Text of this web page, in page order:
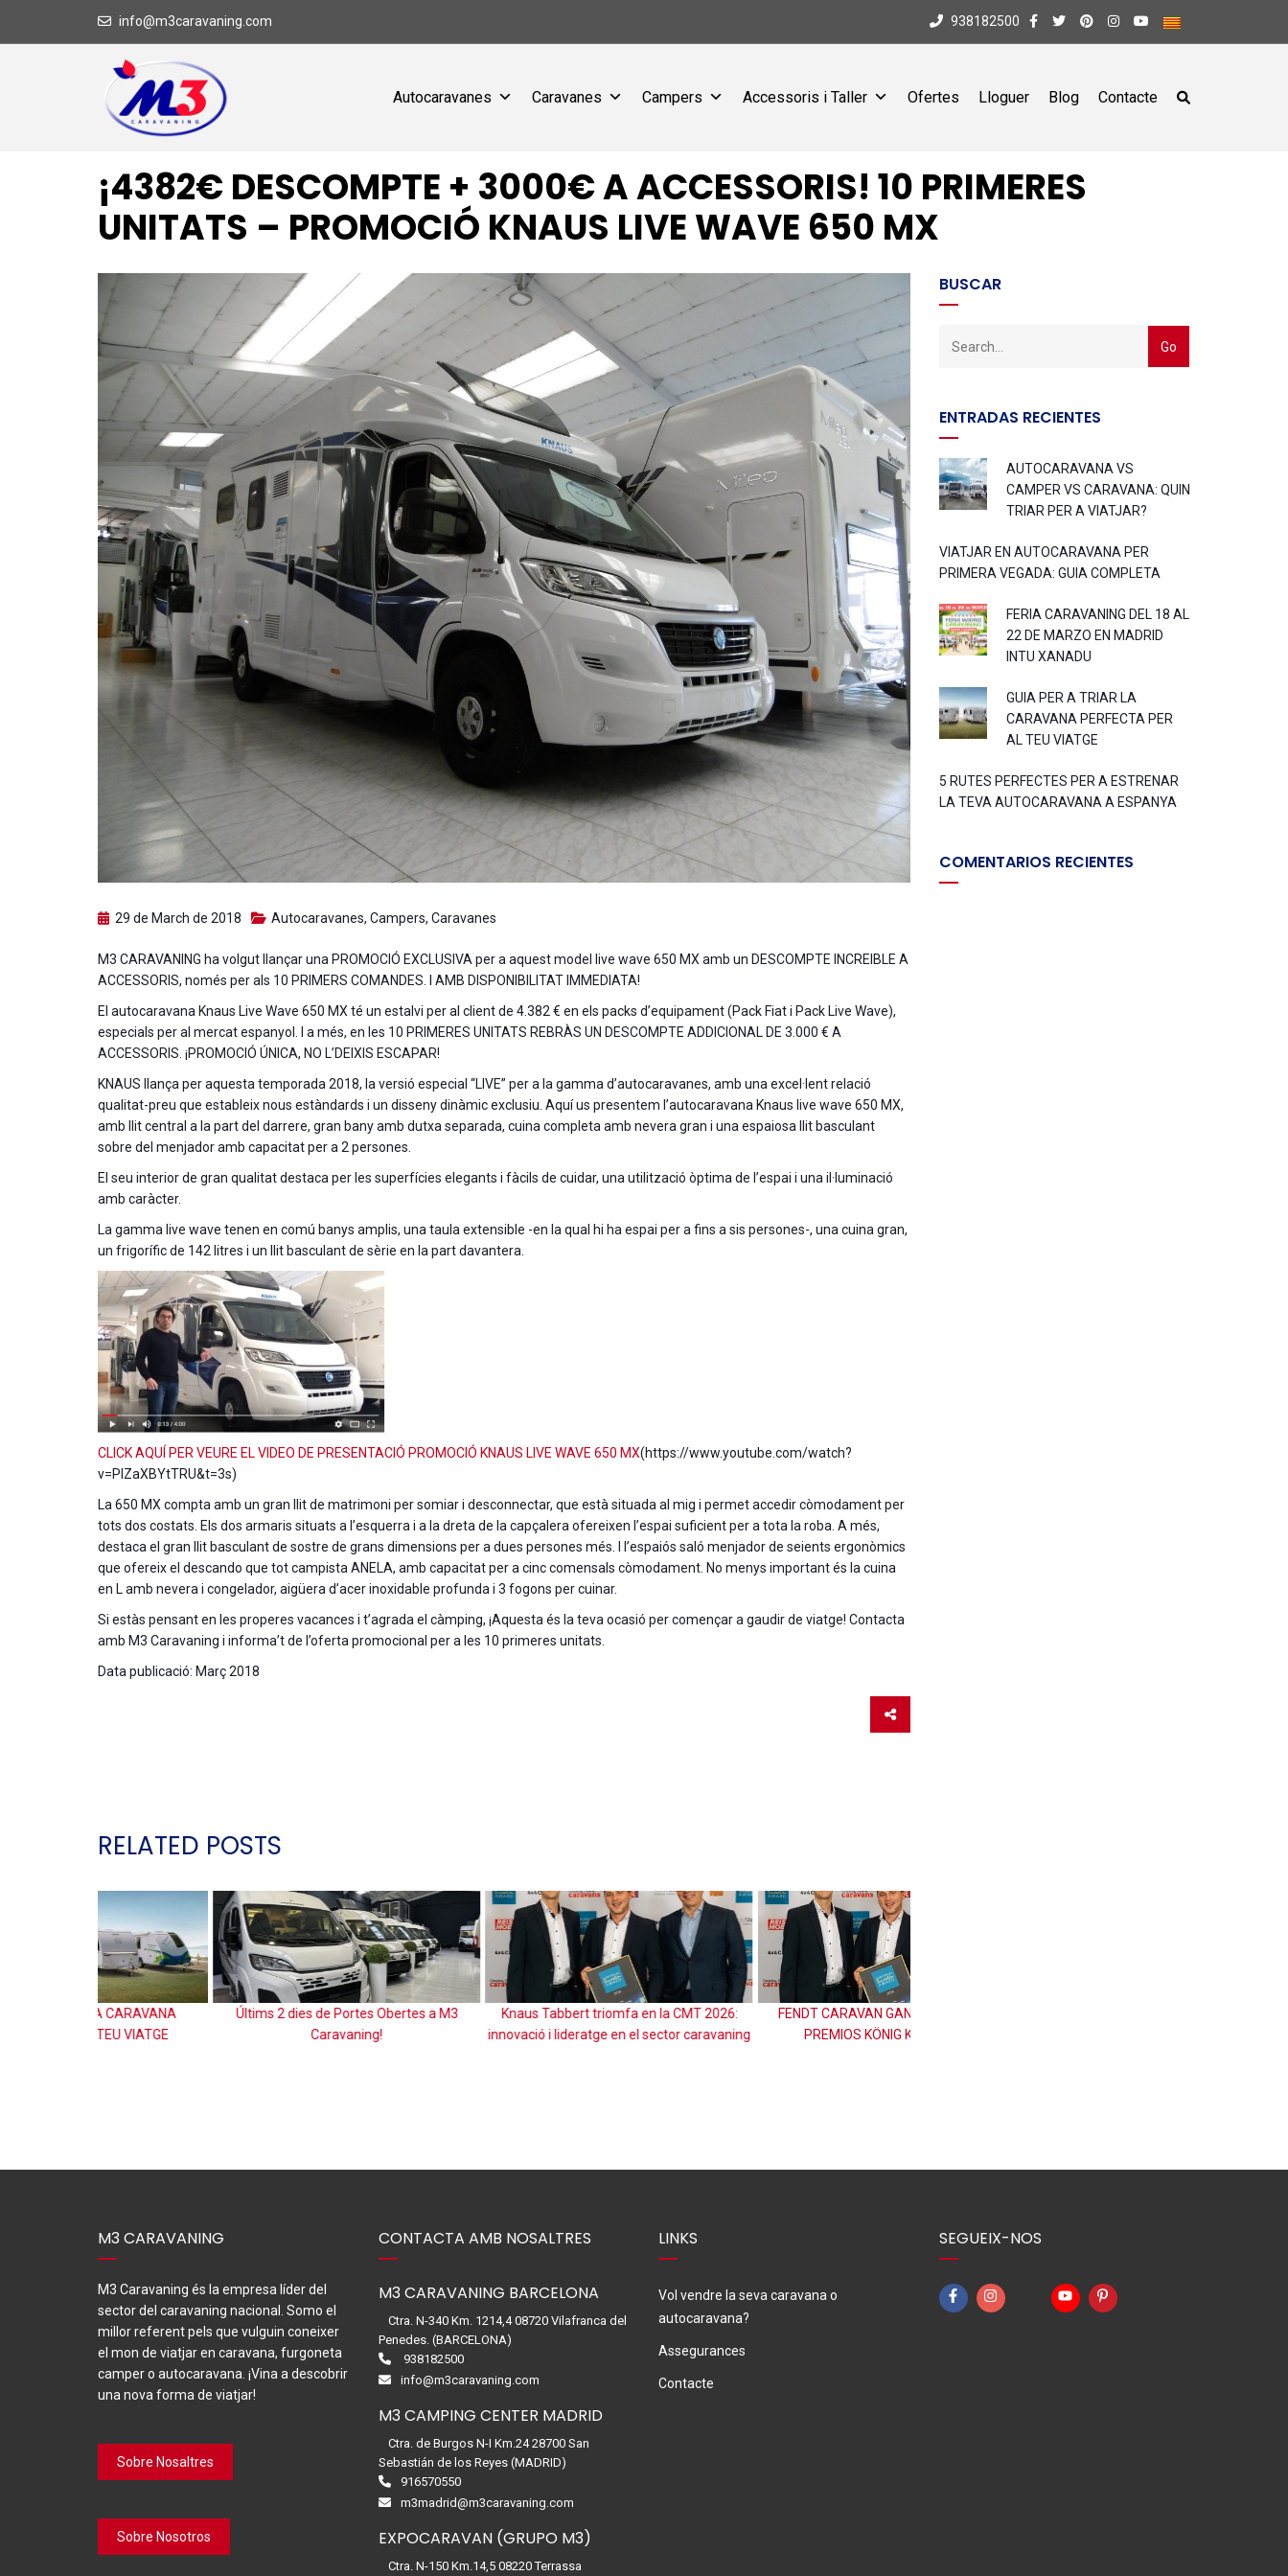
info@m3caravaning.com 938182500
Autocaravanes Caravanes Campers Accessoris i Taller Ofertes Lloguer Blog Contacte
¡4382€ DESCOMPTE + 3000€ A ACCESSORIS! 10 PRIMERES
UNITATS – PROMOCIÓ KNAUS LIVE WAVE 650 MX
29 de March de 2018 Autocaravanes, Campers, Caravanes
M3 CARAVANING ha volgut llançar una PROMOCIÓ EXCLUSIVA per a aquest model live wave 650 MX amb un DESCOMPTE INCREIBLE A
ACCESSORIS, només per als 10 PRIMERS COMANDES. I AMB DISPONIBILITAT IMMEDIATA!
El autocaravana Knaus Live Wave 650 MX té un estalvi per al client de 4.382 € en els packs d’equipament (Pack Fiat i Pack Live Wave),
especials per al mercat espanyol. I a més, en les 10 PRIMERES UNITATS REBRÀS UN DESCOMPTE ADDICIONAL DE 3.000 € A
ACCESSORIS. ¡PROMOCIÓ ÚNICA, NO L’DEIXIS ESCAPAR!
KNAUS llança per aquesta temporada 2018, la versió especial “LIVE” per a la gamma d’autocaravanes, amb una excel·lent relació
qualitat-preu que estableix nous estàndards i un disseny dinàmic exclusiu. Aquí us presentem l’autocaravana Knaus live wave 650 MX,
amb llit central a la part del darrere, gran bany amb dutxa separada, cuina completa amb nevera gran i una espaiosa llit basculant
sobre del menjador amb capacitat per a 2 persones.
El seu interior de gran qualitat destaca per les superfícies elegants i fàcils de cuidar, una utilització òptima de l’espai i una il·luminació
amb caràcter.
La gamma live wave tenen en comú banys amplis, una taula extensible -en la qual hi ha espai per a fins a sis persones-, una cuina gran,
un frigorífic de 142 litres i un llit basculant de sèrie en la part davantera.
CLICK AQUÍ PER VEURE EL VIDEO DE PRESENTACIÓ PROMOCIÓ KNAUS LIVE WAVE 650 MX(https://www.youtube.com/watch?
v=PlZaXBYtTRU&t=3s)
La 650 MX compta amb un gran llit de matrimoni per somiar i desconnectar, que està situada al mig i permet accedir còmodament per
tots dos costats. Els dos armaris situats a l’esquerra i a la dreta de la capçalera ofereixen l’espai suficient per a tota la roba. A més,
destaca el gran llit basculant de sostre de grans dimensions per a dues persones més. I l’espaiós saló menjador de seients ergonòmics
que ofereix el descando que tot campista ANELA, amb capacitat per a cinc comensals còmodament. No menys important és la cuina
en L amb nevera i congelador, aigüera d’acer inoxidable profunda i 3 fogons per cuinar.
Si estàs pensant en les properes vacances i t’agrada el càmping, ¡Aquesta és la teva ocasió per començar a gaudir de viatge! Contacta
amb M3 Caravaning i informa’t de l’oferta promocional per a les 10 primeres unitats.
Data publicació: Març 2018
RELATED POSTS
Últims 2 dies de Portes Obertes a M3
Knaus Tabbert triomfa en la CMT 2026:
innovació i lideratge en el sector caravaning
FENDT CARAVAN GANADORA EN LOS
PREMIOS KÖNIG KUNDE 2022
BUSCAR
ENTRADAS RECIENTES
AUTOCARAVANA VS
CAMPER VS CARAVANA: QUIN
TRIAR PER A VIATJAR?
VIATJAR EN AUTOCARAVANA PER
PRIMERA VEGADA: GUIA COMPLETA
FERIA CARAVANING DEL 18 AL
22 DE MARZO EN MADRID
INTU XANADU
GUIA PER A TRIAR LA
CARAVANA PERFECTA PER
AL TEU VIATGE
5 RUTES PERFECTES PER A ESTRENAR
LA TEVA AUTOCARAVANA A ESPANYA
COMENTARIOS RECIENTES
M3 CARAVANING
M3 Caravaning és la empresa líder del
sector del caravaning nacional. Somo el
millor referent pels que vulguin coneixer
el mon de viatjar en caravana, furgoneta
camper o autocaravana. ¡Vina a descobrir
una nova forma de viatjar!
Sobre Nosaltres
Sobre Nosotros
CONTACTA AMB NOSALTRES
M3 CARAVANING BARCELONA
Ctra. N-340 Km. 1214,4 08720 Vilafranca del
Penedes. (BARCELONA)
938182500
info@m3caravaning.com
M3 CAMPING CENTER MADRID
Ctra. de Burgos N-I Km.24 28700 San
Sebastián de los Reyes (MADRID)
916570550
m3madrid@m3caravaning.com
EXPOCARAVAN (GRUPO M3)
Ctra. N-150 Km.14,5 08220 Terrassa
LINKS
Vol vendre la seva caravana o
autocaravana?
Assegurances
Contacte
SEGUEIX-NOS